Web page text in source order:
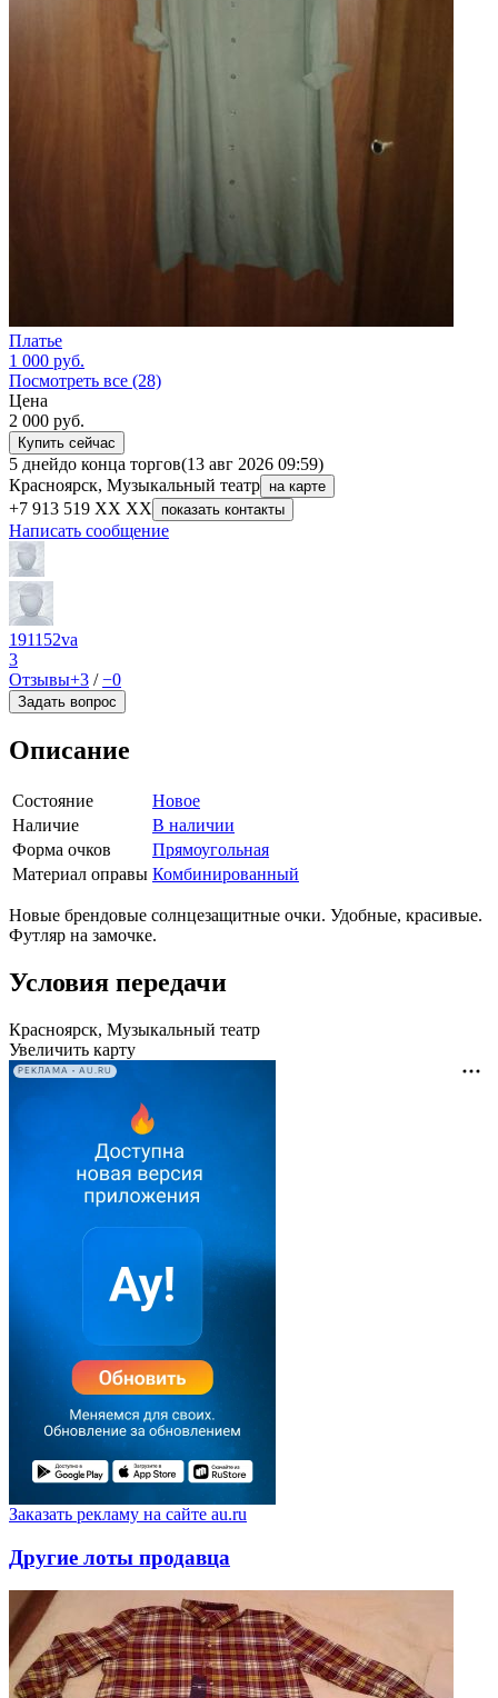
Платье
1 000 руб.
Посмотреть все (28)
Цена
2 000 руб.
Купить сейчас
5 днейдо конца торгов(13 авг 2026 09:59)
Красноярск, Музыкальный театр на карте
+7 913 519 XX XX показать контакты
Написать сообщение
191152va
3
Отзывы+3 /−0
Задать вопрос
Описание
Состояние
Новое
Наличие
В наличии
Форма очков
Прямоугольная
Материал оправы Комбинированный
Новые брендовые солнцезащитные очки. Удобные, красивые.
Футляр на замочке.
Условия передачи
Красноярск, Музыкальный театр
Увеличить карту
РЕКЛАМА • AU.RU
Заказать рекламу на сайте au.ru
Другие лоты продавца